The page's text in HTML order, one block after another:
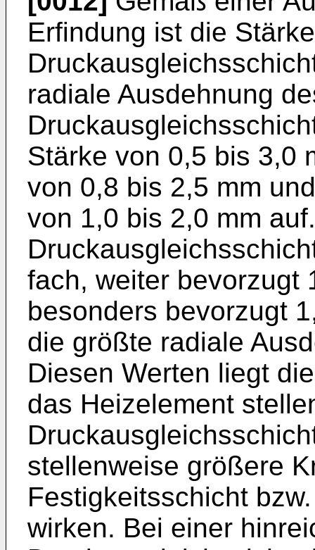
Erfindung ist die
radiale Ausdehnung
Stärke von 0,5 bis 3,0
von 0,8 bis 2,5 mm
von 1,0 bis 2,0 mm
fach, weiter bevorzugt
besonders bevorzugt
die größte radiale
Diesen Werten liegt
das Heizelement
stellenweise größere
Festigkeitsschicht
wirken. Bei einer